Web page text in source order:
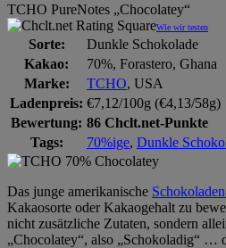
TCHO PureNotes „Chocolatey“
Wie wir testen
Sorte:
Dunkle Schokolade
Kakao:
70%, Forastero, Ghana
Marke:
TCHO, USA
Ladenpreis: €7,12/100g (€4,13/58g)
Bewertung: 86 Chclt.net-Punkte
Tags:
70%ige, Dunkle
Das junge amerikanische
Kakaosorte oder Kakaogehalt zu
nicht zusätzliche Zutaten, sondern
„Chocolatey“, also „Schokoladig“ …